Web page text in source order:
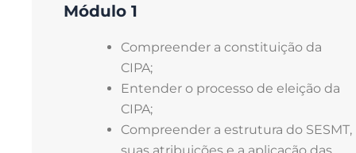
Módulo 1
Compreender a constituição da
CIPA;
Entender o processo de eleição da
CIPA;
Compreender a estrutura do SESMT,
suas atribuições e a aplicação das